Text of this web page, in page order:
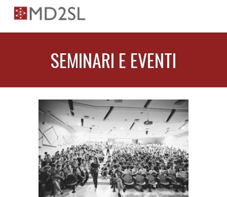
Skip to main content
SEMINARI E EVENTI